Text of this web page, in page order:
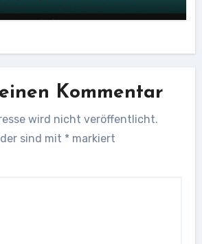
Kommentar
wird nicht veröffentlicht.
sind mit * markiert